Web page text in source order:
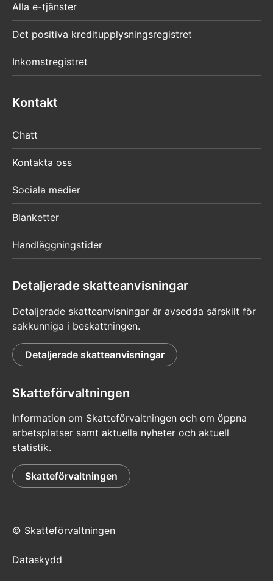
Alla e-tjänster
Det positiva kreditupplysningsregistret
Inkomstregistret
Kontakt
Chatt
Kontakta oss
Sociala medier
Blanketter
Handläggningstider
Detaljerade skatteanvisningar
Detaljerade skatteanvisningar är avsedda särskilt för
sakkunniga i beskattningen.
Detaljerade skatteanvisningar
Skatteförvaltningen
Information om Skatteförvaltningen och om öppna
arbetsplatser samt aktuella nyheter och aktuell
statistik.
Skatteförvaltningen
© Skatteförvaltningen
Dataskydd